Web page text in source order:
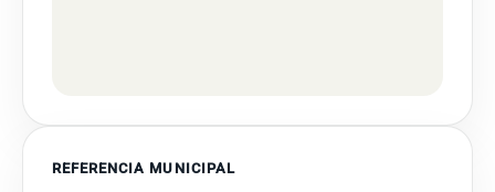
REFERENCIA MUNICIPAL